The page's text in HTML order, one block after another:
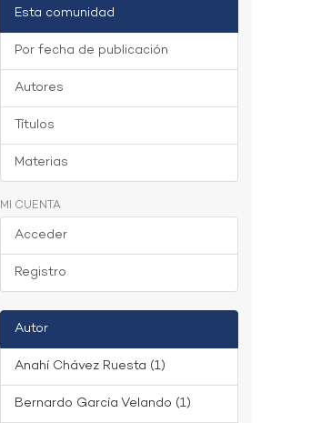
Esta comunidad
Por fecha de publicación
Autores
Títulos
Materias
MI CUENTA
Acceder
Registro
Autor
Anahí Chávez Ruesta (1)
Bernardo García Velando (1)